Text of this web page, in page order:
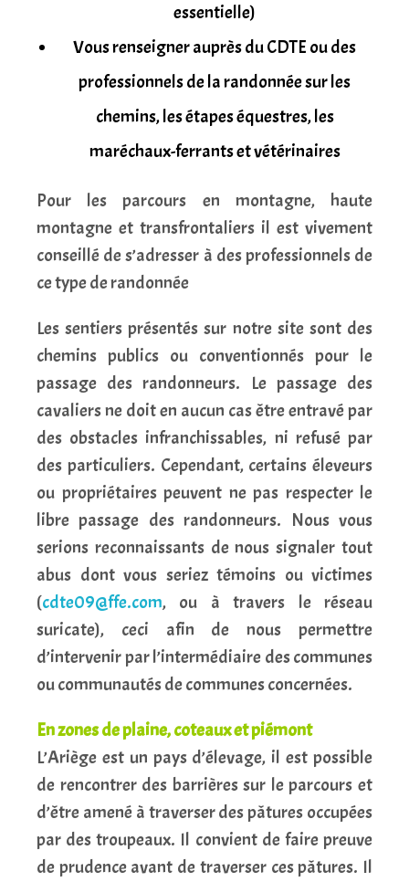
essentielle)
Vous renseigner auprès du CDTE ou des
professionnels de la randonnée sur les
chemins, les étapes équestres, les
maréchaux-ferrants et vétérinaires
Pour les parcours en montagne, haute
montagne et transfrontaliers il est vivement
conseillé de s’adresser à des professionnels de
ce type de randonnée
Les sentiers présentés sur notre site sont des
chemins publics ou conventionnés pour le
passage des randonneurs. Le passage des
cavaliers ne doit en aucun cas être entravé par
des obstacles infranchissables, ni refusé par
des particuliers. Cependant, certains éleveurs
ou propriétaires peuvent ne pas respecter le
libre passage des randonneurs. Nous vous
serions reconnaissants de nous signaler tout
abus dont vous seriez témoins ou victimes
(cdte09@ffe.com, ou à travers le réseau
suricate), ceci afin de nous permettre
d’intervenir par l’intermédiaire des communes
ou communautés de communes concernées.
En zones de plaine, coteaux et piémont
L’Ariège est un pays d’élevage, il est possible
de rencontrer des barrières sur le parcours et
d’être amené à traverser des pâtures occupées
par des troupeaux. Il convient de faire preuve
de prudence avant de traverser ces pâtures. Il